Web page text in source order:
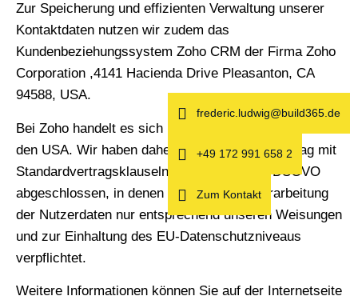
Zur Speicherung und effizienten Verwaltung unserer
Kontaktdaten nutzen wir zudem das
Kundenbeziehungssystem Zoho CRM der Firma Zoho
Corporation ,4141 Hacienda Drive Pleasanton, CA
94588, USA.
Bei Zoho handelt es sich um einen Anbieter mit Sitz in
den USA. Wir haben daher mit Zoho einen Vertrag mit
Standardvertragsklauseln iSd Art 46 Abs 2 DSGVO
abgeschlossen, in denen sich Zoho zur Verarbeitung
der Nutzerdaten nur entsprechend unseren Weisungen
und zur Einhaltung des EU-Datenschutzniveaus
verpflichtet.
Weitere Informationen können Sie auf der Internetseite
frederic.ludwig@build365.de
+49 172 991 658 2
Zum Kontakt